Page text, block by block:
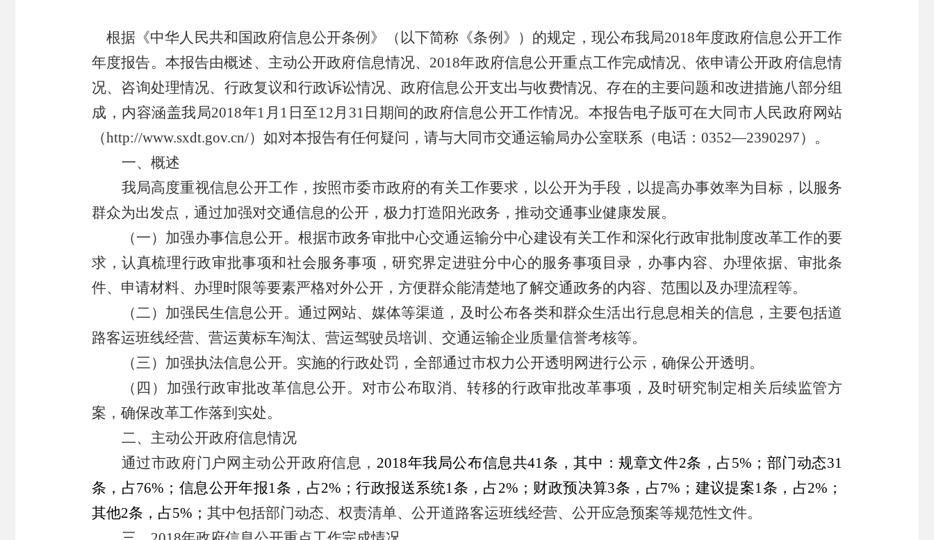
根据《中华人民共和国政府信息公开条例》（以下简称《条例》）的规定，现公布我局2018年度政府信息公开工作
年度报告。本报告由概述、主动公开政府信息情况、 2018年政府信息公开重点工作完成情况、 依申请公开政府信息情
况、 咨询处理情况、行政复议和行政诉讼情况、 政府信息公开支出与收费情况、存在的主要问题和改进措施八部分组
成，内容涵盖我局2018年1月1日至12月 31 日期间的政府信息公开工作情况。本报告电子版可在大同市人民政府网站
（http://www.sxdt.gov.cn/）如对本报告有任何疑问，请与大同市交通运输局办公室联系（电话： 0352—2390297）。
一、 概述
我局高度重视信息公开工作，按照市委市政府的有关工作要求，以公开为手段，以提高办事效率为目标，以服务
群众为出发点，通过加强对交通信息的公开，极力打造阳光政务，推动交通事业健康发展。
（一）加强办事信息公开。根据市政务审批中心交通运输分中心建设有关工作和深化行政审批制度改革工作的要
求，认真梳理行政审批事项和社会服务事项，研究界定进驻分中心的服务事项目录，办事内容、办理依据、审批条
件、申请材料、办理时限等要素严格对外公开，方便群众能清楚地了解交通政务的内容、范围以及办理流程等。
（二）加强民生信息公开。通过网站、媒体等渠道，及时公布各类和群众生活出行息息相关的信息，主要包括道
路客运班线经营、营运黄标车淘汰、营运驾驶员培训、交通运输企业质量信誉考核等。
（三）加强执法信息公开。实施的行政处罚，全部通过市权力公开透明网进行公示，确保公开透明。
（ 四 ）加强行政审批改革信息公开。对市公布取消、转移的行政审批改革事项，及时研究制定相关后续监管方
案，确保改革工作落到实处。
二、主动公开政府信息情况
通过市政府门户网 主动公开政府信息 ， 2018年我局公布信息共41条，其中：规章文件2条 ，占5%； 部门动态31
条，占76%； 信息公开年报1条，占2%；行政报送系统1条，占2% ； 财政预决算3条，占7%； 建议提案1条，占2%；
其他2条，占5%； 其中包括部门动态、 权责清单、公开道路客运班线经营、公开应急预案等规范性文件。